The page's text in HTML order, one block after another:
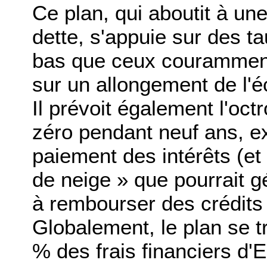
Ce plan, qui aboutit à
dette, s'appuie sur des
bas que ceux
sur un allongement de
Il prévoit également
zéro pendant neuf ans,
paiement des intérêts
de neige » que pourrait
à rembourser des
Globalement, le plan se
% des frais financiers